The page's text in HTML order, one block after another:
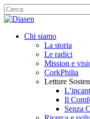
Skip
to
content
Close
search
Menu
Chi siamo
La storia
Le radici
Mission e
CorkPhilia
Letture
Il
Senza